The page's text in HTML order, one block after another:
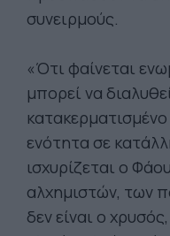
συνειρμούς.
«Ότι φαίνεται
μπορεί να
ενότητα σε
ισχυρίζεται ο
αλχημιστών, των
δεν είναι ο